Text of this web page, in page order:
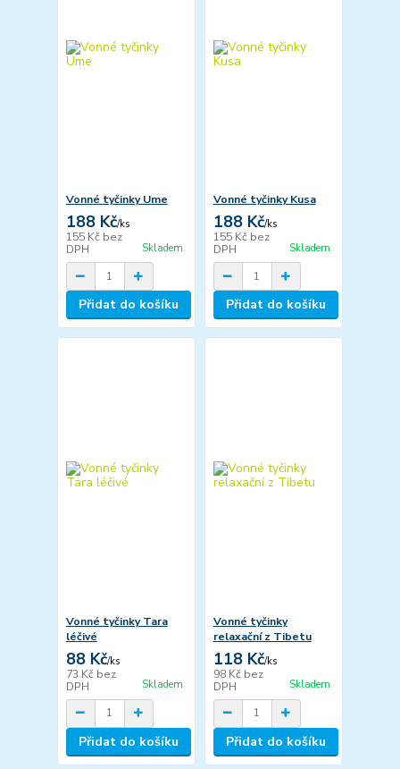
Vonné tyčinky Ume
188 Kč/ks
155 Kč bez
DPH
Skladem
Přidat do košíku
Vonné tyčinky Kusa
188 Kč/ks
155 Kč bez
DPH
Skladem
Přidat do košíku
Vonné tyčinky Tara
léčivé
88 Kč/ks
73 Kč bez
DPH
Skladem
Přidat do košíku
Vonné tyčinky
relaxační z Tibetu
118 Kč/ks
98 Kč bez
DPH
Skladem
Přidat do košíku